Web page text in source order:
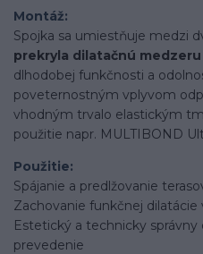
Montáž:
Spojka sa umiestňuje medzi
prekryla dilatačnú medzeru
dlhodobej funkčnosti a
poveternostným vplyvom
vhodným trvalo elastickým
použitie napr. MULTIBOND
Použitie:
Spájanie a predlžovanie
Zachovanie funkčnej dilatácie
Estetický a technicky
prevedenie